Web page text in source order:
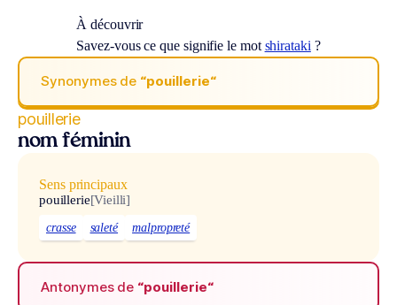
À découvrir
Savez-vous ce que signifie le mot shirataki ?
Synonymes de “pouillerie“
pouillerie
nom féminin
Sens principaux
pouillerie[Vieilli]
crasse saleté malpropreté
Antonymes de “pouillerie“